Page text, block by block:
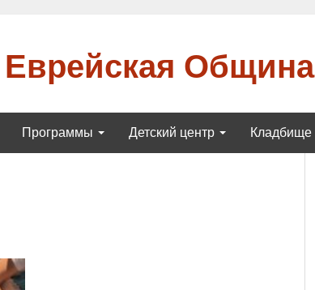
Община
Программы Детский центр Кладбище